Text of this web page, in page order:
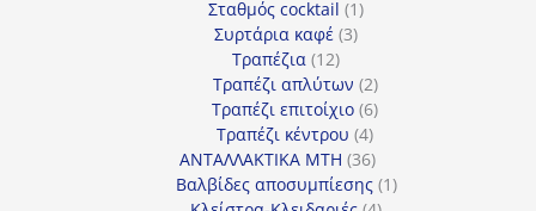
προϊόν
Σταθμός cocktail 11
Συρτάρια καφέ 33
Τραπέζια 1212
προϊόντα
Τραπέζι απλύτων 22
προϊόντα
Τραπέζι επιτοίχιο 66
προϊόντα
Τραπέζι κέντρου 44
προϊόντα
ΑΝΤΑΛΛΑΚΤΙΚΑ MTH 3636
προϊόντα
Βαλβίδες αποσυμπίεσης 11